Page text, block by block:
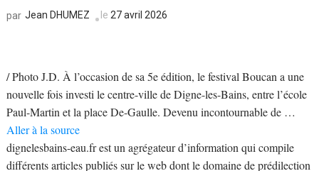
par Jean DHUMEZ le 27 avril 2026
/ Photo J.D. À l’occasion de sa 5e édition, le festival Boucan a une
nouvelle fois investi le centre-ville de Digne-les-Bains, entre l’école
Paul-Martin et la place De-Gaulle. Devenu incontournable de …
Aller à la source
dignelesbains-eau.fr est un agrégateur d’information qui compile
différents articles publiés sur le web dont le domaine de prédilection